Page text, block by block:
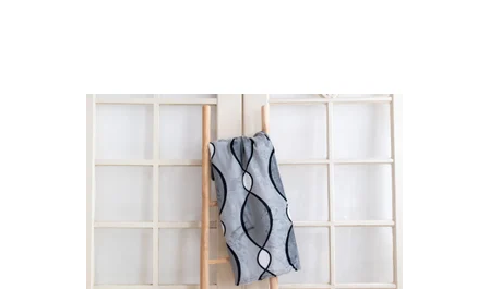
Deky mikroplyš jsou nadýchané a měkké na dotek, velmi
příjemné, vhodná i pro alergiky.
Dostupnost:
Skladem >5 ks